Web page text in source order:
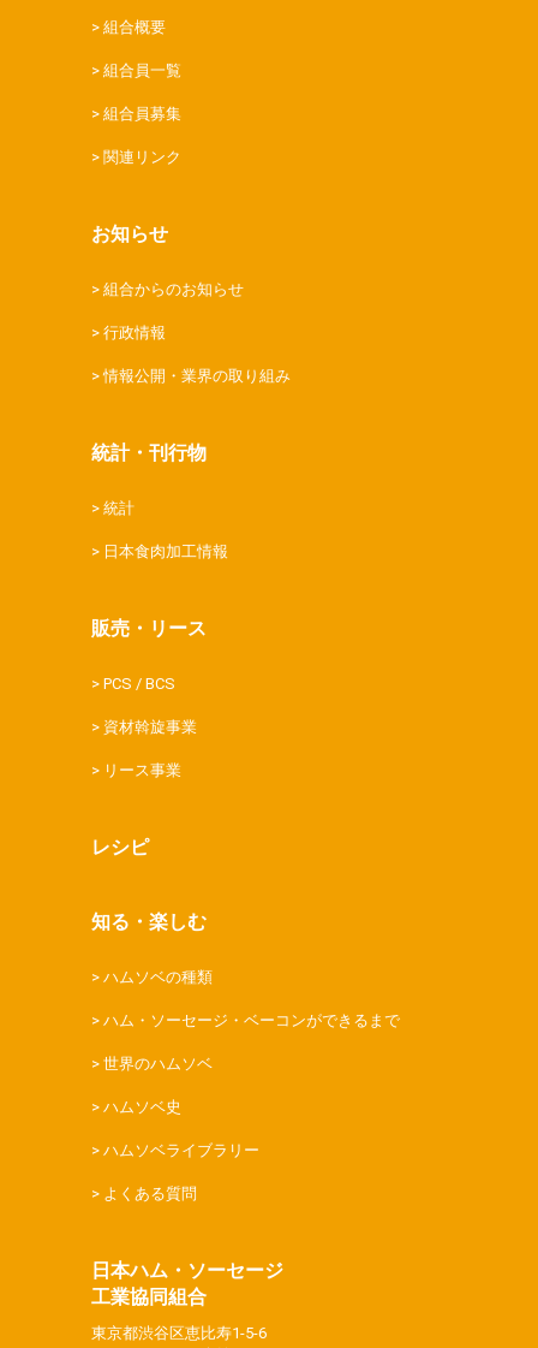
組合概要
組合員一覧
組合員募集
関連リンク
お知らせ
組合からのお知らせ
行政情報
情報公開・業界の取り組み
統計・刊行物
統計
日本食肉加工情報
販売・リース
PCS / BCS
資材斡旋事業
リース事業
レシピ
知る・楽しむ
ハムソベの種類
ハム・ソーセージ・ベーコンができるまで
世界のハムソベ
ハムソベ史
ハムソベライブラリー
よくある質問
日本ハム・ソーセージ
工業協同組合
東京都渋谷区恵比寿1-5-6